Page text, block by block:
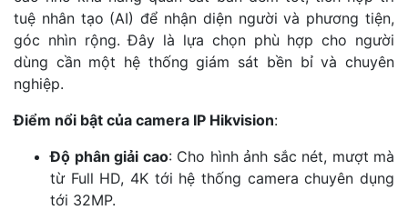
tuệ nhân tạo (AI) để nhận diện người và phương tiện,
góc nhìn rộng. Đây là lựa chọn phù hợp cho người
dùng cần một hệ thống giám sát bền bỉ và chuyên
nghiệp.
Điểm nổi bật của camera IP Hikvision:
Độ phân giải cao: Cho hình ảnh sắc nét, mượt mà
từ Full HD, 4K tới hệ thống camera chuyên dụng
tới 32MP.